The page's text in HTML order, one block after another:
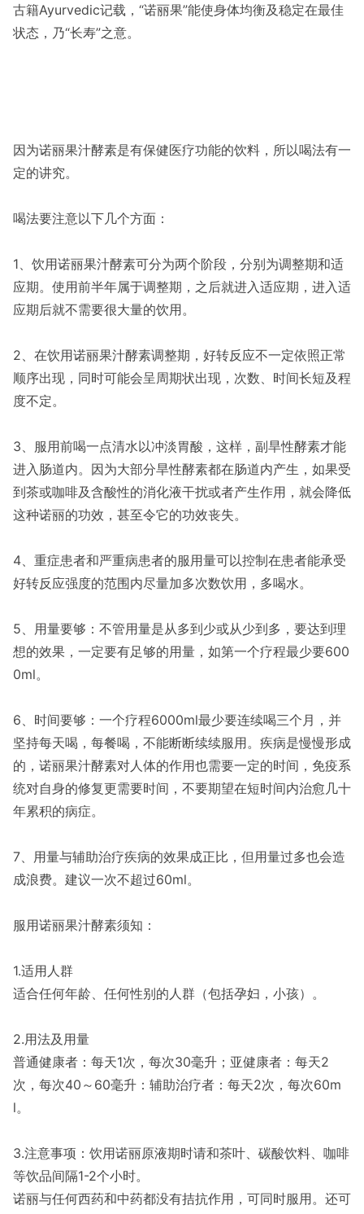
古籍Ayurvedic记载，“诺丽果”能使身体均衡及稳定在最佳
状态，乃“长寿”之意。
因为诺丽果汁酵素是有保健医疗功能的饮料，所以喝法有一
定的讲究。
喝法要注意以下几个方面：
1、饮用诺丽果汁酵素可分为两个阶段，分别为调整期和适
应期。使用前半年属于调整期，之后就进入适应期，进入适
应期后就不需要很大量的饮用。
2、在饮用诺丽果汁酵素调整期，好转反应不一定依照正常
顺序出现，同时可能会呈周期状出现，次数、时间长短及程
度不定。
3、服用前喝一点清水以冲淡胃酸，这样，副旱性酵素才能
进入肠道内。因为大部分旱性酵素都在肠道内产生，如果受
到茶或咖啡及含酸性的消化液干扰或者产生作用，就会降低
这种诺丽的功效，甚至令它的功效丧失。
4、重症患者和严重病患者的服用量可以控制在患者能承受
好转反应强度的范围内尽量加多次数饮用，多喝水。
5、用量要够：不管用量是从多到少或从少到多，要达到理
想的效果，一定要有足够的用量，如第一个疗程最少要600
0ml。
6、时间要够：一个疗程6000ml最少要连续喝三个月，并
坚持每天喝，每餐喝，不能断断续续服用。疾病是慢慢形成
的，诺丽果汁酵素对人体的作用也需要一定的时间，免疫系
统对自身的修复更需要时间，不要期望在短时间内治愈几十
年累积的病症。
7、用量与辅助治疗疾病的效果成正比，但用量过多也会造
成浪费。建议一次不超过60ml。
服用诺丽果汁酵素须知：
1.适用人群
适合任何年龄、任何性别的人群（包括孕妇，小孩）。
2.用法及用量
普通健康者：每天1次，每次30毫升；亚健康者：每天2
次，每次40～60毫升：辅助治疗者：每天2次，每次60m
l。
3.注意事项：饮用诺丽原液期时请和茶叶、碳酸饮料、咖啡
等饮品间隔1-2个小时。
诺丽与任何西药和中药都没有拮抗作用，可同时服用。还可